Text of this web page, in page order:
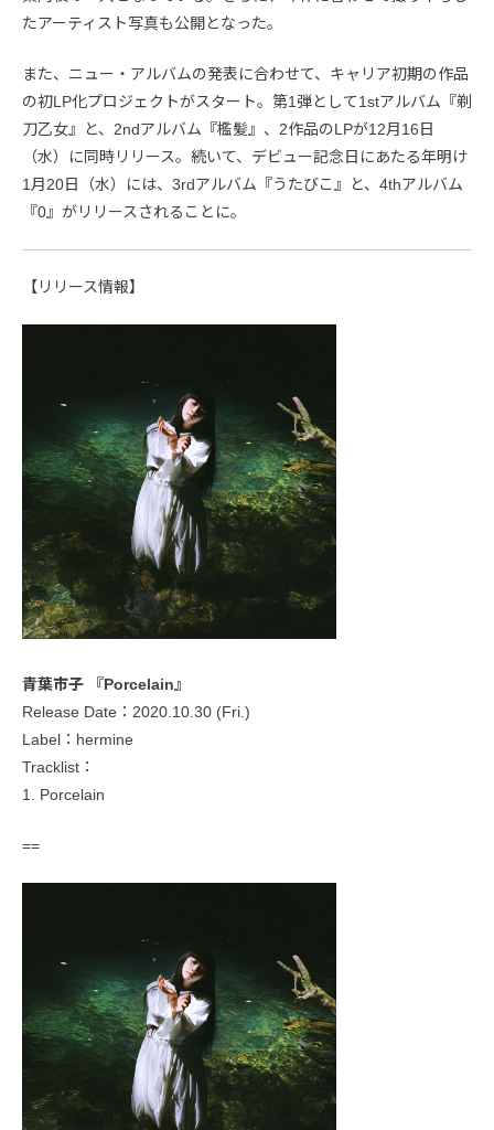
たアーティスト写真も公開となった。
また、ニュー・アルバムの発表に合わせて、キャリア初期の作品
の初LP化プロジェクトがスタート。第1弾として1stアルバム『剃
刀乙女』と、2ndアルバム『檻髪』、2作品のLPが12月16日
（水）に同時リリース。続いて、デビュー記念日にあたる年明け
1月20日（水）には、3rdアルバム『うたびこ』と、4thアルバム
『0』がリリースされることに。
【リリース情報】
青葉市子 『Porcelain』
Release Date：2020.10.30 (Fri.)
Label：hermine
Tracklist：
1. Porcelain
==